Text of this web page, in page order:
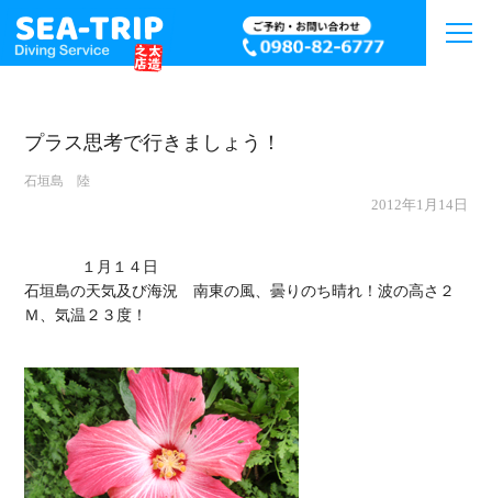
プラス思考で行きましょう！
石垣島 陸
2012年1月14日
石垣島の天気及び海況　南東の風、曇りのち晴れ！波の高さ２
Ｍ、気温２３度！